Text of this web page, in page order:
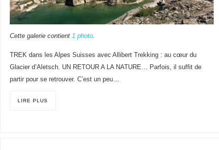
Cette galerie contient 1 photo.
TREK dans les Alpes Suisses avec Allibert Trekking : au cœur du
Glacier d’Aletsch. UN RETOUR A LA NATURE… Parfois, il suffit de
partir pour se retrouver. C’est un peu…
LIRE PLUS